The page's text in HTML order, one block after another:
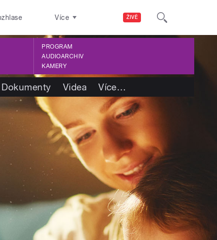
ŽIVĚ
Více
PROGRAM
AUDIOARCHIV
KAMERY
Dokumenty Videa Více…